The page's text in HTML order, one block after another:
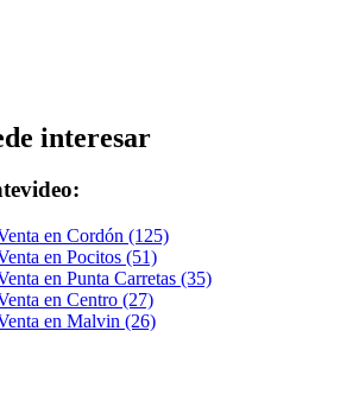
interesar
en Cordón (125)
en Pocitos (51)
en Punta Carretas (35)
en Centro (27)
en Malvin (26)